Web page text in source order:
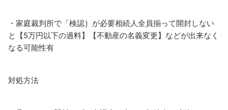
・家庭裁判所で「検認｝が必要相続人全員揃って開封しない
と
【5万円以下の過料】【不動産の名義変更】 などが出来なく
なる可能性有
対処方法